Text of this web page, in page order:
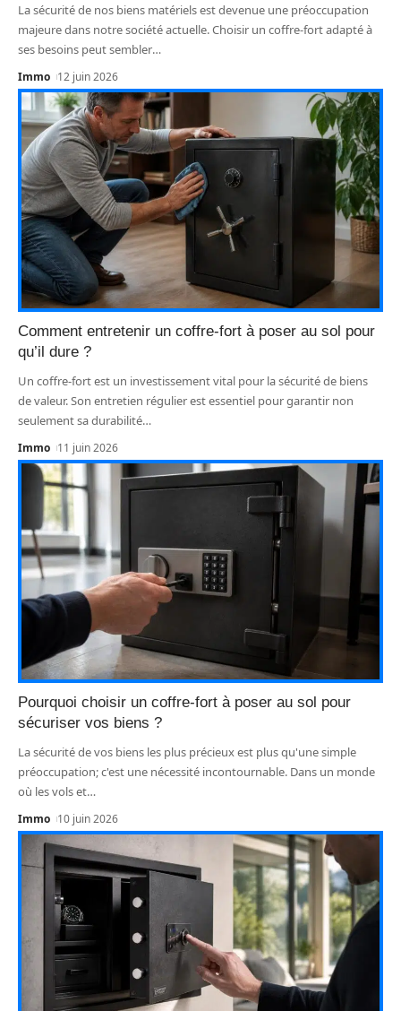
La sécurité de nos biens matériels est devenue une préoccupation
majeure dans notre société actuelle. Choisir un coffre-fort adapté à
ses besoins peut sembler…
Immo 12 juin 2026
Comment entretenir un coffre-fort à poser au sol pour
qu’il dure ?
Un coffre-fort est un investissement vital pour la sécurité de biens
de valeur. Son entretien régulier est essentiel pour garantir non
seulement sa durabilité…
Immo 11 juin 2026
Pourquoi choisir un coffre-fort à poser au sol pour
sécuriser vos biens ?
La sécurité de vos biens les plus précieux est plus qu'une simple
préoccupation; c'est une nécessité incontournable. Dans un monde
où les vols et…
Immo 10 juin 2026